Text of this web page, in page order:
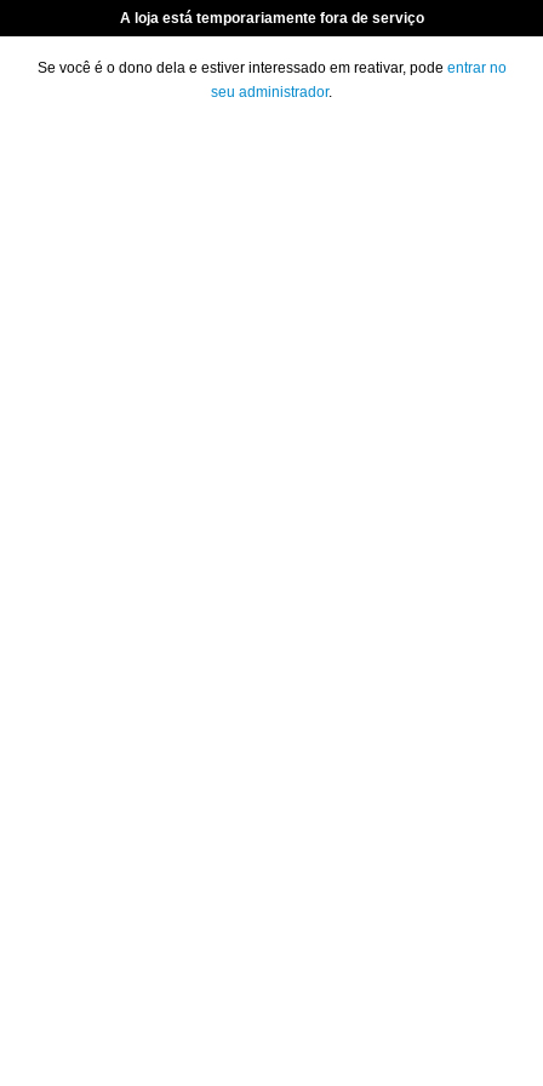
A loja está temporariamente fora de serviço
Se você é o dono dela e estiver interessado em reativar, pode entrar no
seu administrador.